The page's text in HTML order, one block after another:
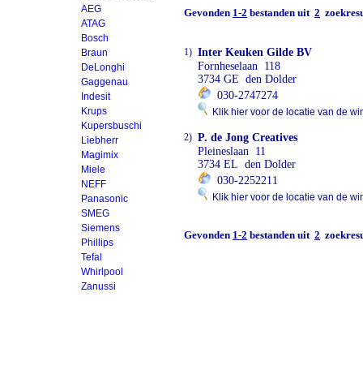
AEG
ATAG
Bosch
Braun
DeLonghi
Gaggenau
Indesit
Krups
Kupersbuschi
Liebherr
Magimix
Miele
NEFF
Panasonic
SMEG
Siemens
Phillips
Tefal
Whirlpool
Zanussi
Gevonden 1-2 bestanden uit 2
1) Inter Keuken Gilde BV
Fornheselaan 118
3734 GE den Dolder
030-2747274
Klik hier voor de locatie van de
2) P. de Jong Creatives
Pleineslaan 11
3734 EL den Dolder
030-2252211
Klik hier voor de locatie van de
Gevonden 1-2 bestanden uit 2